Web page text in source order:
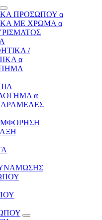
ΠΡΟΣΩΠΟΥ α
ΜΕ ΧΡΩΜΑ α
/
α
α